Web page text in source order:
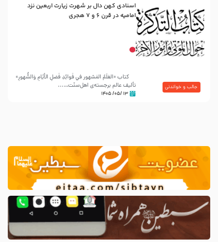
جالب و خواندنی
اسنادی کهن دال بر شهرت زیارت اربعین نزد
امامیه در قرن ۶ و ۷ هجری
کتاب «العَلَمُ المَشهور في فَوائِدِ فَضلِ الأيّامِ وَالشُّهورِ»
تألیف عالم برجسته‌ی اهل‌سنّت…...
۱۳ /۰۵/ ۱۴۰۵